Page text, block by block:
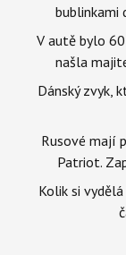
bublinkami
V autě bylo
našla
Dánský zvyk,
Rusové mají
Patriot.
Kolik si